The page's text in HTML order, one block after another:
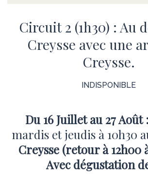
Circuit 2 (1h30) : Au
Creysse avec une
Creysse.
INDISPONIBLE
Du 16 Juillet au 27 Août :
mardis et jeudis à 10h30
Creysse (retour à 12h00
Avec dégustation